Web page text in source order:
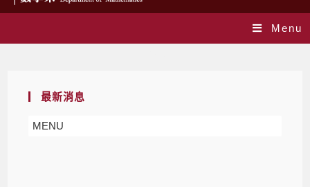
Menu
最新消息
MENU